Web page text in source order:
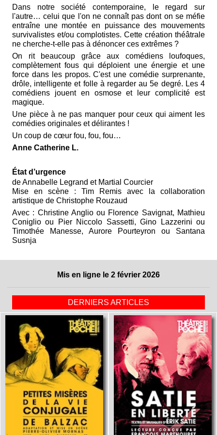
Dans notre société contemporaine, le regard sur
l'autre… celui que l'on ne connaît pas dont on se méfie
entraîne une montée en puissance des mouvements
survivalistes et/ou complotistes. Cette création théâtrale
ne cherche-t-elle pas à dénoncer ces extrêmes ?
On rit beaucoup grâce aux comédiens loufoques,
complètement fous qui déploient une énergie et une
force dans les propos. C'est une comédie surprenante,
drôle, intelligente et folle à regarder au 5e degré. Les 4
comédiens jouent en osmose et leur complicité est
magique.
Une pièce à ne pas manquer pour ceux qui aiment les
comédies originales et délirantes !
Un coup de cœur fou, fou, fou…
Anne Catherine L.
État d’urgence
de Annabelle Legrand et Martial Courcier
Mise en scène : Tim Remis avec la collaboration
artistique de Christophe Rouzaud
Avec : Christine Anglio ou Florence Savignat, Mathieu
Coniglio ou Pier Niccolo Sassetti, Gino Lazzerini ou
Timothée Manesse, Aurore Pourteyron ou Santana
Susnja
Mis en ligne le 2 février 2026
DERNIERS ARTICLES